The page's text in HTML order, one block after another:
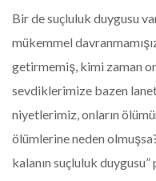
Bir de suçluluk duygusu
mükemmel
getirmemiş, kimi zaman
sevdiklerimize bazen
niyetlerimiz, onların
ölümlerine neden
kalanın suçluluk